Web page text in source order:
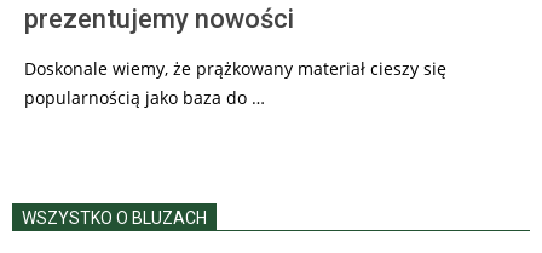
prezentujemy nowości
Doskonale wiemy, że prążkowany materiał cieszy się
popularnością jako baza do …
WSZYSTKO O BLUZACH